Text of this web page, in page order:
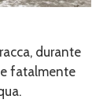
durante
fatalmente